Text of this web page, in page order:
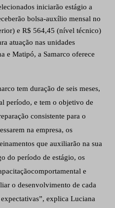
iniciarão estágio a
bolsa-auxílio mensal no
e R$ 564,45 (nível técnico)
atuação nas unidades
e Matipó, a Samarco oferece
tem duração de seis meses,
período, e tem o objetivo de
consistente para o
na empresa, os
que auxiliarão na sua
do período de estágio, os
comportamental e
o desenvolvimento de cada
explica Luciana